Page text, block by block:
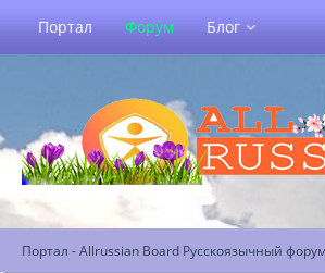
Портал Форум Блог
Портал - Allrussian Board Русскоязычный